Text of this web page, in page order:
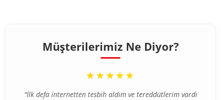
Müşterilerimiz Ne Diyor?
“
★★★★★
"İlk defa internetten tesbih aldım ve tereddütlerim vardı